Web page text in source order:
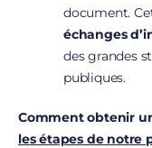
document.
échanges
des grandes
publiques.
Comment obtenir
les étapes de notre